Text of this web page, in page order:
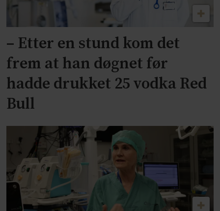
– Etter en stund kom det
frem at han døgnet før
hadde drukket 25 vodka Red
Bull